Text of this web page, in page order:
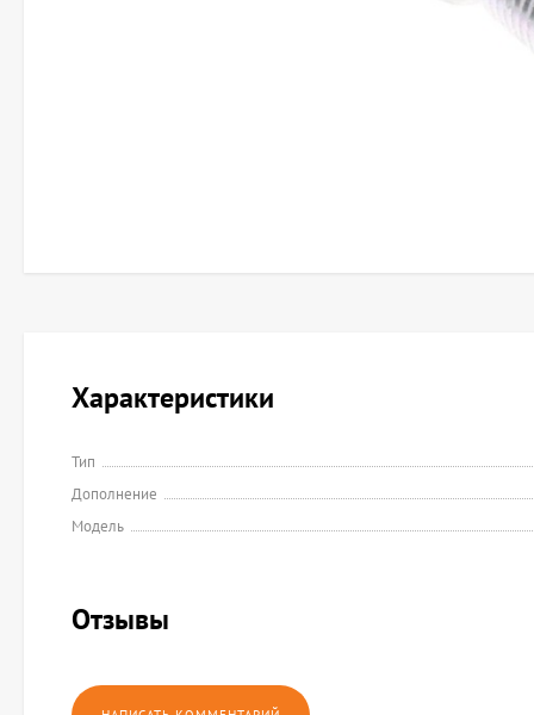
Характеристики
Тип
Дополнение
Модель
Отзывы